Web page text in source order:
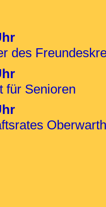
des
für Senioren